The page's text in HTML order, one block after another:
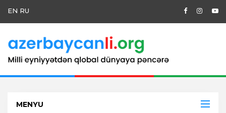
EN RU
MENYU